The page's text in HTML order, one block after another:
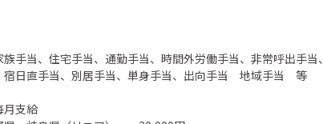
手当、住宅手当、通勤手当、時間外労働手当、非常呼出手当、
宿日直手当、別居手当、単身手当、出向手当 地域手当 等
月支給